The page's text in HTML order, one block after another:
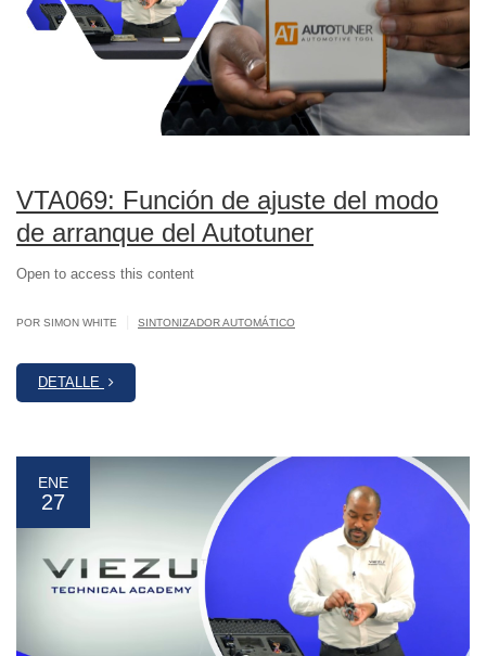
VTA069: Función de ajuste del modo
de arranque del Autotuner
Open to access this content
POR SIMON WHITE SINTONIZADOR AUTOMÁTICO
DETALLE
ENE
27